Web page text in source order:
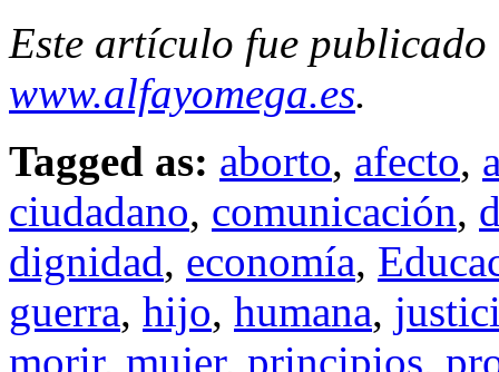
Este artículo fue
www.alfayomega.es.
Tagged as: aborto, afecto,
ciudadano, comunicación,
dignidad, economía,
guerra, hijo, humana,
morir, mujer, principios,